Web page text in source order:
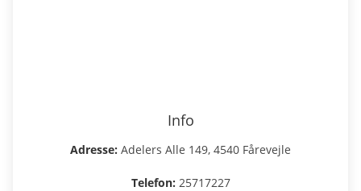
Info
Adresse: Adelers Alle 149, 4540 Fårevejle
Telefon: 25717227